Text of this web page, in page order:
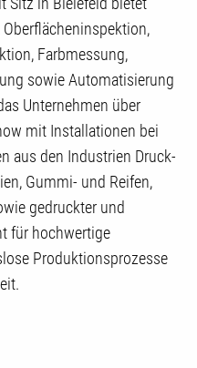
Farbmessung,
sowie Automatisierung
Unternehmen über
mit Installationen bei
aus den Industrien Druck-
Gummi- und Reifen,
gedruckter und
für hochwertige
Produktionsprozesse